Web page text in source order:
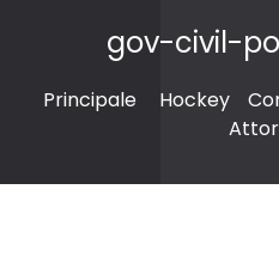
gov-civil-
Principale Hockey